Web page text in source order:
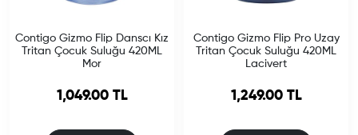
Contigo Gizmo Flip Danscı Kız
Tritan Çocuk Suluğu 420ML
Mor
1,049.00 TL
Contigo Gizmo Flip Pro Uzay
Tritan Çocuk Suluğu 420ML
Lacivert
1,249.00 TL